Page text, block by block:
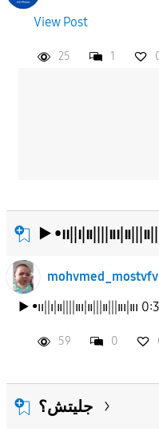
View Post
25 1
▶︎ •၊၊||၊|။||||။၊|။|||။
mohvmed_mostvfv
▶︎ •၊၊||၊|။||||။၊|။|||။|||။၊|။၊
59 0
جليتش؟